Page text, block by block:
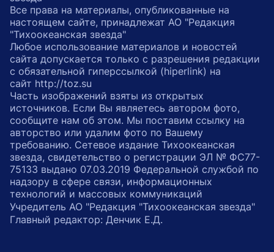
Все права на материалы, опубликованные на
настоящем сайте, принадлежат АО "Редакция
"Тихоокеанская звезда"
Любое использование материалов и новостей
сайта допускается только с разрешения редакции
с обязательной гиперссылкой (hiperlink) на
сайт http://toz.su
Часть изображений взяты из открытых
источников. Если Вы являетесь автором фото,
сообщите нам об этом. Мы поставим ссылку на
авторство или удалим фото по Вашему
требованию. Сетевое издание Тихоокеанская
звезда, свидетельство о регистрации ЭЛ № ФС77-
75133 выдано 07.03.2019 Федеральной службой по
надзору в сфере связи, информационных
технологий и массовых коммуникаций
Учредитель АО "Редакция "Тихоокеанская звезда"
Главный редактор: Денчик Е.Д.